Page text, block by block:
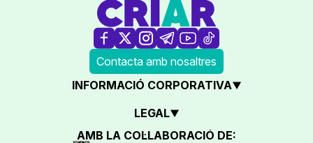
Contacta amb nosaltres
INFORMACIÓ CORPORATIVA
LEGAL
AMB LA COL·LABORACIÓ DE: